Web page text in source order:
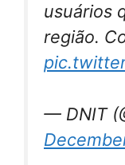
usuários
região.
— DNIT